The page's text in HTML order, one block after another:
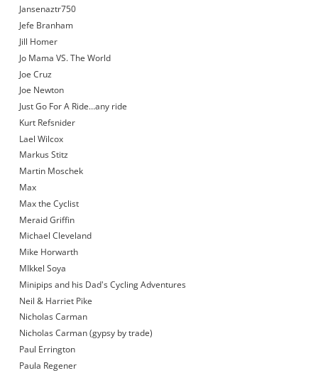
Jansenaztr750
Jefe Branham
Jill Homer
Jo Mama VS. The World
Joe Cruz
Joe Newton
Just Go For A Ride…any ride
Kurt Refsnider
Lael Wilcox
Markus Stitz
Martin Moschek
Max
Max the Cyclist
Meraid Griffin
Michael Cleveland
Mike Horwarth
MIkkel Soya
Minipips and his Dad's Cycling Adventures
Neil & Harriet Pike
Nicholas Carman
Nicholas Carman (gypsy by trade)
Paul Errington
Paula Regener